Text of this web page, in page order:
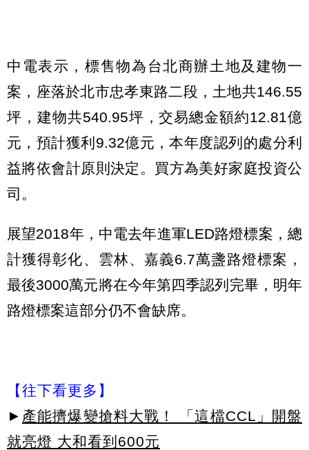
中電表示，標售物為台北商辦土地及建物一
案，座落於北市忠孝東路二段，土地共146.55
坪，建物共540.95坪，交易總金額約12.81億
元，預計獲利9.32億元，本年度認列的處分利
益將依會計原則決定。買方為美好家庭投資公
司。
展望2018年，中電去年進軍LED路燈標案，總
計獲得彰化、雲林、嘉義6.7萬盞路燈標案，
最後3000萬元將在今年第四季認列完畢，明年
路燈標案這部分仍不會缺席。
【往下看更多】
► 產能擠爆變搶料大戰！ 「這檔CCL」開盤
就亮燈 大和看到600元